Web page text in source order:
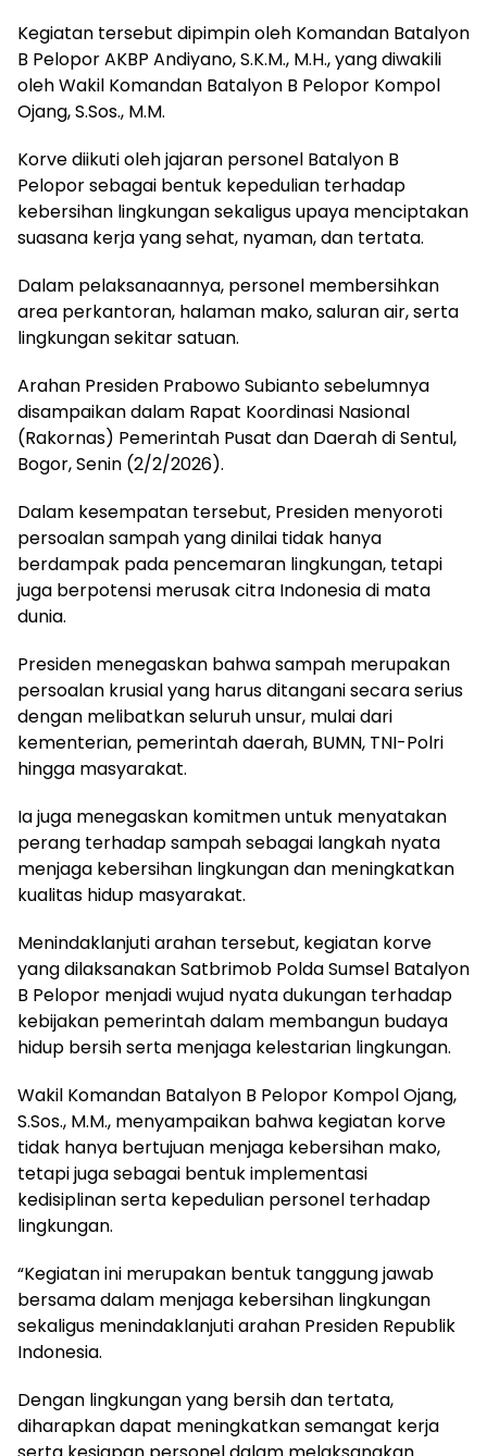
Kegiatan tersebut dipimpin oleh Komandan Batalyon
B Pelopor AKBP Andiyano, S.K.M., M.H., yang diwakili
oleh Wakil Komandan Batalyon B Pelopor Kompol
Ojang, S.Sos., M.M.
Korve diikuti oleh jajaran personel Batalyon B
Pelopor sebagai bentuk kepedulian terhadap
kebersihan lingkungan sekaligus upaya menciptakan
suasana kerja yang sehat, nyaman, dan tertata.
Dalam pelaksanaannya, personel membersihkan
area perkantoran, halaman mako, saluran air, serta
lingkungan sekitar satuan.
Arahan Presiden Prabowo Subianto sebelumnya
disampaikan dalam Rapat Koordinasi Nasional
(Rakornas) Pemerintah Pusat dan Daerah di Sentul,
Bogor, Senin (2/2/2026).
Dalam kesempatan tersebut, Presiden menyoroti
persoalan sampah yang dinilai tidak hanya
berdampak pada pencemaran lingkungan, tetapi
juga berpotensi merusak citra Indonesia di mata
dunia.
Presiden menegaskan bahwa sampah merupakan
persoalan krusial yang harus ditangani secara serius
dengan melibatkan seluruh unsur, mulai dari
kementerian, pemerintah daerah, BUMN, TNI-Polri
hingga masyarakat.
Ia juga menegaskan komitmen untuk menyatakan
perang terhadap sampah sebagai langkah nyata
menjaga kebersihan lingkungan dan meningkatkan
kualitas hidup masyarakat.
Menindaklanjuti arahan tersebut, kegiatan korve
yang dilaksanakan Satbrimob Polda Sumsel Batalyon
B Pelopor menjadi wujud nyata dukungan terhadap
kebijakan pemerintah dalam membangun budaya
hidup bersih serta menjaga kelestarian lingkungan.
Wakil Komandan Batalyon B Pelopor Kompol Ojang,
S.Sos., M.M., menyampaikan bahwa kegiatan korve
tidak hanya bertujuan menjaga kebersihan mako,
tetapi juga sebagai bentuk implementasi
kedisiplinan serta kepedulian personel terhadap
lingkungan.
“Kegiatan ini merupakan bentuk tanggung jawab
bersama dalam menjaga kebersihan lingkungan
sekaligus menindaklanjuti arahan Presiden Republik
Indonesia.
Dengan lingkungan yang bersih dan tertata,
diharapkan dapat meningkatkan semangat kerja